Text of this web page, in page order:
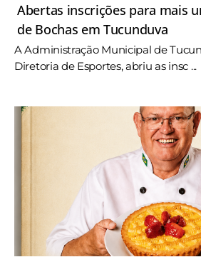
Abertas inscrições para mais
de Bochas em Tucunduva
A Administração Municipal de
Diretoria de Esportes, abriu as insc ...